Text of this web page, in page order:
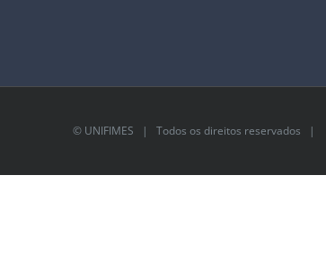
© UNIFIMES | Todos os direitos reservados |